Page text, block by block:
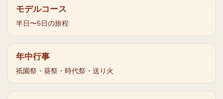
モデルコース
半日〜5日の旅程
年中行事
祇園祭・葵祭・時代祭・送り火